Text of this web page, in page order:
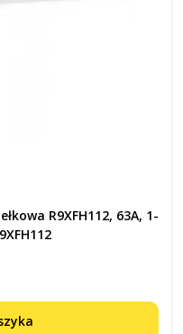
R9XFH112, 63A, 1-